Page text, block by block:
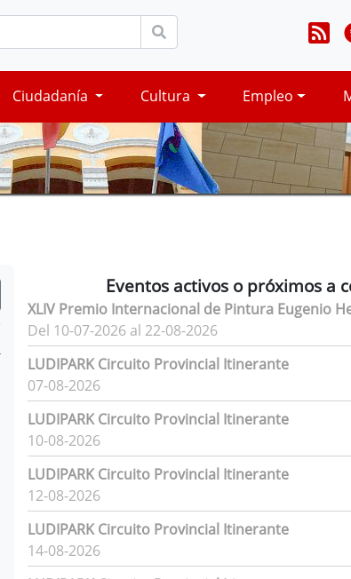
Ciudadanía Cultura Empleo
Eventos activos o próximos a
XLIV Premio Internacional de Pintura Eugenio
Del 10-07-2026 al 22-08-2026
LUDIPARK Circuito Provincial Itinerante
07-08-2026
LUDIPARK Circuito Provincial Itinerante
10-08-2026
LUDIPARK Circuito Provincial Itinerante
12-08-2026
LUDIPARK Circuito Provincial Itinerante
14-08-2026